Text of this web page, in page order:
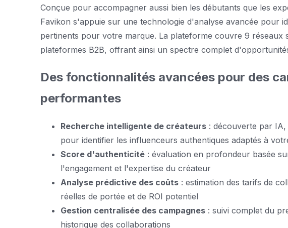
Conçue pour accompagner aussi bien les débutants que les
Favikon s'appuie sur une technologie d'analyse avancée pour
pertinents pour votre marque. La plateforme couvre 9 réseaux
plateformes B2B, offrant ainsi un spectre complet
Des fonctionnalités avancées pour des
performantes
Recherche intelligente de créateurs : découverte par
pour identifier les influenceurs authentiques adaptés à
Score d'authenticité : évaluation en profondeur basée
l'engagement et l'expertise du créateur
Analyse prédictive des coûts : estimation des tarifs de
réelles de portée et de ROI potentiel
Gestion centralisée des campagnes : suivi complet du
historique des collaborations